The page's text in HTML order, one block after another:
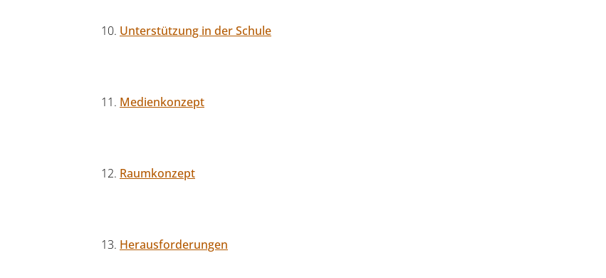
Unterstützung in der Schule
Medienkonzept
Raumkonzept
Herausforderungen